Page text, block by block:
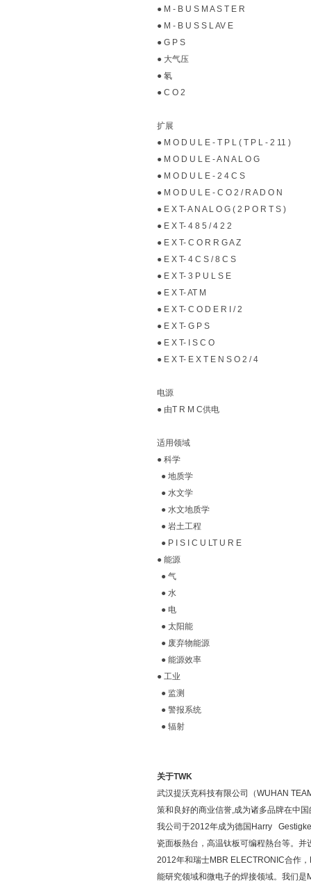
● M - B U S M A S T E R
● M - B U S S L AV E
● G P S
● 大气压
● 氡
● C O 2
扩展
● M O D U L E - T P L ( T P L - 2 11 )
● M O D U L E - A N A L O G
● M O D U L E - 2 4 C S
● M O D U L E - C O 2 / R A D O N
● E X T- A N A L O G ( 2 P O R T S )
● E X T- 4 8 5 / 4 2 2
● E X T- C O R R G A Z
● E X T- 4 C S / 8 C S
● E X T- 3 P U L S E
● E X T- AT M
● E X T- C O D E R I / 2
● E X T- G P S
● E X T- I S C O
● E X T- E X T E N S O 2 / 4
电源
● 由T R M C供电
适用领域
● 科学
● 地质学
● 水文学
● 水文地质学
● 岩土工程
● P I S I C U LT U R E
● 能源
● 气
● 水
● 电
● 太阳能
● 废弃物能源
● 能源效率
● 工业
● 监测
● 警报系统
● 辐射
关于TWK
武汉提沃克科技有限公司（WUHAN
策和良好的商业信誉,成为诸多品牌在中
我公司于2012年成为德国Harry
瓷面板熱台，高温钛板可编程熱台等。
2012年和瑞士MBR ELECTRONIC合作
能研究领域和微电子的焊接领域。我们